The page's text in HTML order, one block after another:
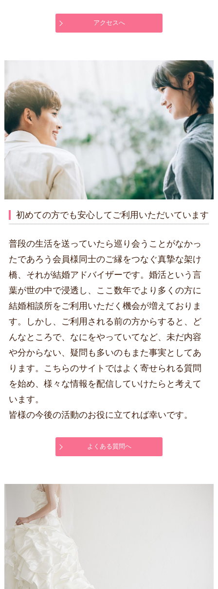
アクセスへ
初めての方でも安心してご利用いただいています
普段の生活を送っていたら巡り会うことがなかっ
たであろう会員様同士のご縁をつなぐ真摯な架け
橋、それが結婚アドバイザーです。婚活という言
葉が世の中で浸透し、ここ数年でより多くの方に
結婚相談所をご利用いただく機会が増えておりま
す。しかし、ご利用される前の方からすると、ど
んなところで、なにをやっていてなど、未だ内容
や分からない、疑問も多いのもまた事実としてあ
ります。こちらのサイトではよく寄せられる質問
を始め、様々な情報を配信していけたらと考えて
います。
皆様の今後の活動のお役に立てれば幸いです。
よくある質問へ